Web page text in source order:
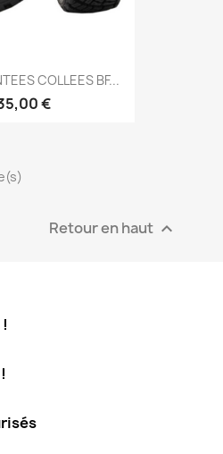
COLLEES BF...
€
Retour en haut 